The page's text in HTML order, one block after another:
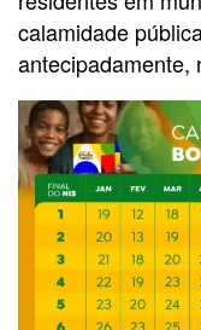
calamidade
antecipadamente,